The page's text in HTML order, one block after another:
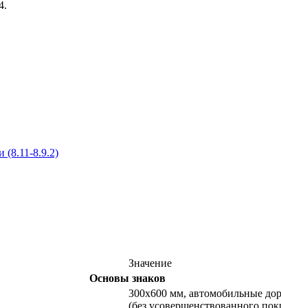
(8.11-8.9.2)
Значение
Основы знаков
300х600 мм, автомобильные